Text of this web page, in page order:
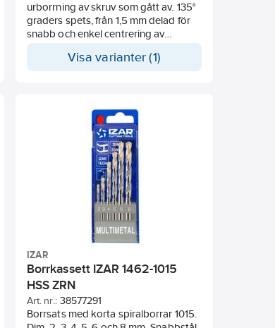
urborrning av skruv som gått av. 135°
graders spets, från 1,5 mm delad för
snabb och enkel centrering av
mellan 1-10 mm.Visa varianter (1)
IZAR
Borrkassett IZAR 1462-1015
HSS ZRN
Art. nr.: 38577291
Borrsats med korta spiralborrar 1015.